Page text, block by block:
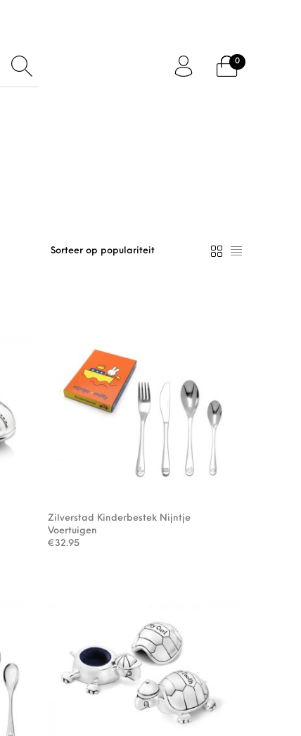
0
Zilverstad Kinderbestek Nijntje
Voertuigen
€32.95